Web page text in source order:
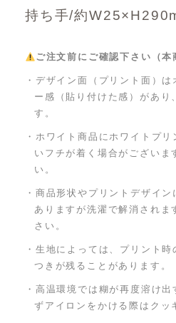
持ち手/約
ご注文前にご確認下さい（本
・デザイン面（プリント面）
ー感（貼り付けた感）があ
す。
・ホワイト商品にホワイトプ
いフチが着く場合がございま
い。
・商品形状やプリントデザイ
ありますが洗濯で解消され
さい。
・生地によっては、プリント
つきが残ることがあります。
・高温環境では糊が再度溶け
ずアイロンをかける際はクッ